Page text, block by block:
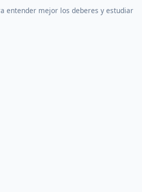
entender mejor los deberes y estudiar